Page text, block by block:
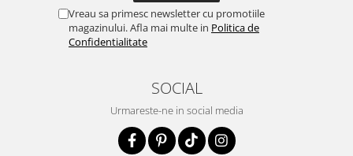
Vreau sa primesc newsletter cu promotiile
magazinului. Afla mai multe in Politica de
Confidentialitate
SOCIAL
Urmareste-ne in social media